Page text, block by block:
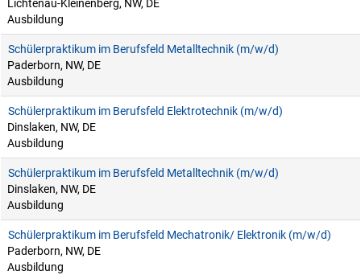
Lichtenau-Kleinenberg, NW, DE
Ausbildung
Schülerpraktikum im Berufsfeld Metalltechnik (m/w/d)
Paderborn, NW, DE
Ausbildung
Schülerpraktikum im Berufsfeld Elektrotechnik (m/w/d)
Dinslaken, NW, DE
Ausbildung
Schülerpraktikum im Berufsfeld Metalltechnik (m/w/d)
Dinslaken, NW, DE
Ausbildung
Schülerpraktikum im Berufsfeld Mechatronik/ Elektronik (m/w/d)
Paderborn, NW, DE
Ausbildung